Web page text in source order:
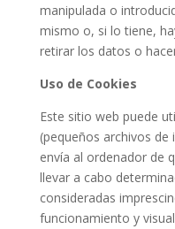
manipulada o
mismo o, si lo tiene,
retirar los datos o
Uso de Cookies
Este sitio web puede
(pequeños archivos
envía al ordenador de
llevar a cabo
consideradas
funcionamiento y